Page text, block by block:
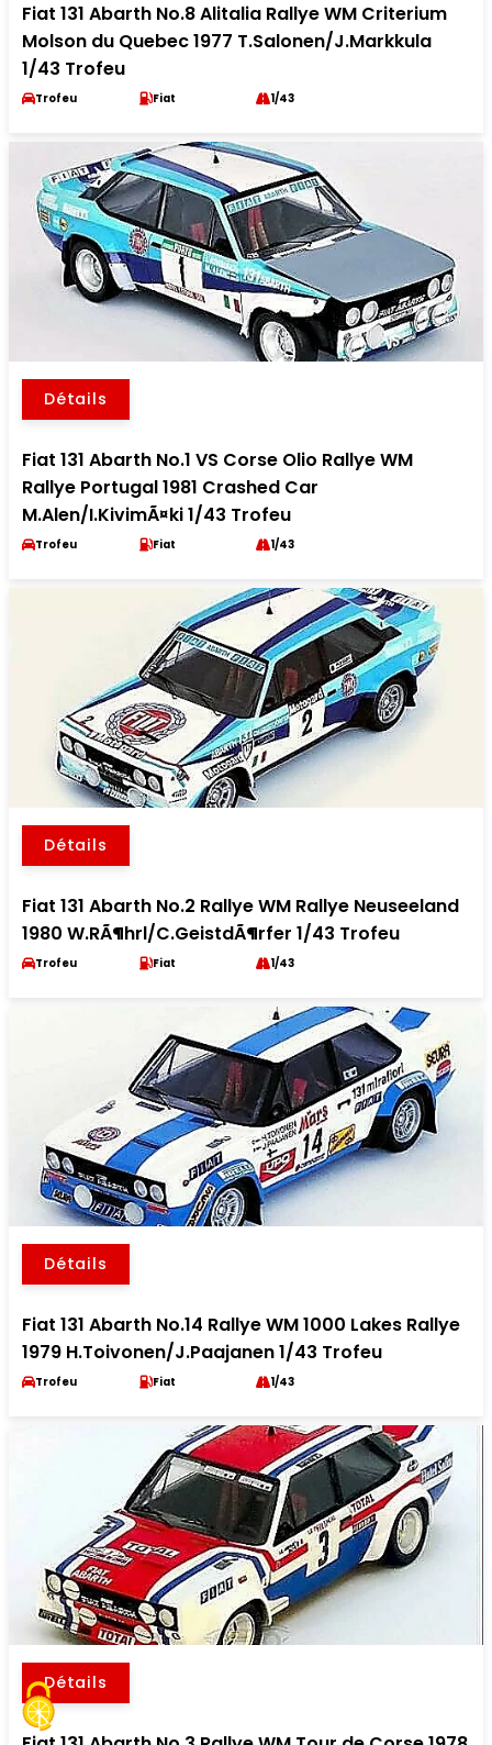
Fiat 131 Abarth No.8 Alitalia Rallye WM Criterium
Molson du Quebec 1977 T.Salonen/J.Markkula
1/43 Trofeu
Trofeu Fiat 1/43
Détails
Fiat 131 Abarth No.1 VS Corse Olio Rallye WM
Rallye Portugal 1981 Crashed Car
M.Alen/I.KivimÃ¤ki 1/43 Trofeu
Trofeu Fiat 1/43
Détails
Fiat 131 Abarth No.2 Rallye WM Rallye Neuseeland
1980 W.RÃ¶hrl/C.GeistdÃ¶rfer 1/43 Trofeu
Trofeu Fiat 1/43
Détails
Fiat 131 Abarth No.14 Rallye WM 1000 Lakes Rallye
1979 H.Toivonen/J.Paajanen 1/43 Trofeu
Trofeu Fiat 1/43
Détails